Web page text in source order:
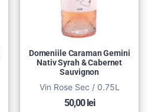
Domeniile Caraman Gemini
Nativ Syrah & Cabernet
Sauvignon
Vin Rose Sec / 0.75L
50,00lei